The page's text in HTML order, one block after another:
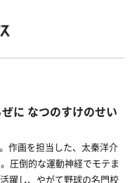
に なつのすけのせい
作画を担当した、太秦洋介
圧倒的な運動神経でモテま
躍し、やがて野球の名門校